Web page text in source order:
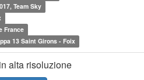
Team Sky
France
13 Saint Girons - Foix
alta risoluzione